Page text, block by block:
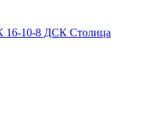
16-10-8 ДСК Столица